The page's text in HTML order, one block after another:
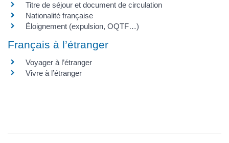
Titre de séjour et document de circulation
Nationalité française
Éloignement (expulsion, OQTF…)
Français à l’étranger
Voyager à l’étranger
Vivre à l’étranger